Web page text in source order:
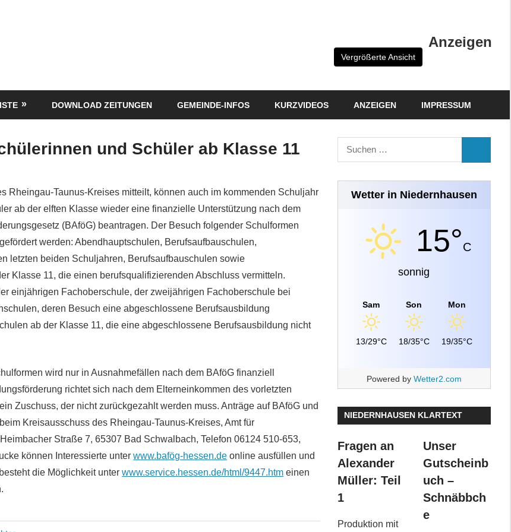
Anzeigen
Vergrößerte Ansicht
DOWNLOAD ZEITUNGEN GEMEINDE-INFOS KURZVIDEOS ANZEIGEN IMPRESSUM
und Schüler ab Klasse 11
Rheingau-Taunus-Kreises mitteilt, können auch im kommenden Schuljahr
ab der elften Klasse wieder eine finanzielle Unterstützung nach dem
(BAföG) beantragen. Der Besuch folgender Schulformen
werden: Abendhauptschulen, Berufsaufbauschulen,
letzten beiden Schuljahren, Berufsaufbauschulen sowie
Klasse 11, die einen berufsqualifizierenden Abschluss vermitteln.
einjährigen Fachoberschule, der zweijährigen Fachoberschule bei
deren Besuch eine abgeschlossene Berufsausbildung
ab der Klasse 11, die eine abgeschlossene Berufsausbildung nicht
wird nur in Ausnahmefällen nach dem BAföG finanziell
richtet sich nach dem Elterneinkommen des vorletzten
Zuschuss, der nicht zurückgezahlt werden muss. Anträge auf BAföG und
Kreisausschuss des Rheingau-Taunus-Kreises, Amt für
Straße 7, 65307 Bad Schwalbach, Telefon 06124 510-653,
können Interessierte unterwww.bafög-hessen.de online ausfüllen und
die Möglichkeit unterwww.service.hessen.de/html/9447.htm einen
Suchen
nach:
Wetter in Niedernhausen
15°C
sonnig
Sam
13/29°C
Son
18/35°C
Mon
19/35°C
Powered by Wetter2.com
NIEDERNHAUSEN KLARTEXT
Fragen an
Alexander
Müller: Teil
1
Produktion mit
Unser
Gutscheinb
uch –
Schnäbbch
e